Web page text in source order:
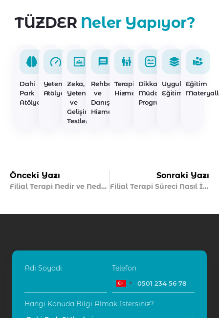
TÜZDER Neler Yapıyor?
Dahi
Park
Atölyeleri
Yetenek
Atölyeleri
Zeka,
Yetenek
ve
Gelişim
Testleri
Rehberlik
ve
Danışmanlık
Hizmetleri
Terapi
Hizmetleri
Dikkat
Müdahale
Programları
Uygulayıcı
Eğitimleri
Eğitim
Önceki Yazı
Filial Terapi Nedir ve Neden Etkilidir?
Sonraki Yazı
Filial Terapi Süreci Nasıl İşler?
Adı Soyadı Telefon
Hangi Konuda Bilgi Almak İstersiniz?